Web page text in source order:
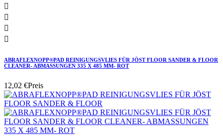




ABRAFLEXNOPP®PAD REINIGUNGSVLIES FÜR JÖST FLOOR SANDER & FLOOR
CLEANER- ABMASSUNGEN 335 X 485 MM- ROT
12,02 €Preis